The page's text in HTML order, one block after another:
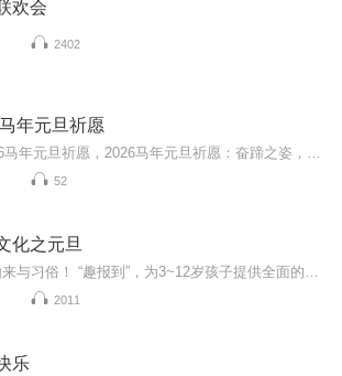
欢会
2402
年元旦祈愿
52
化之元旦
2011
乐